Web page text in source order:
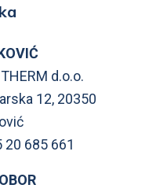
d.o.o.
12, 20350
20 685 661